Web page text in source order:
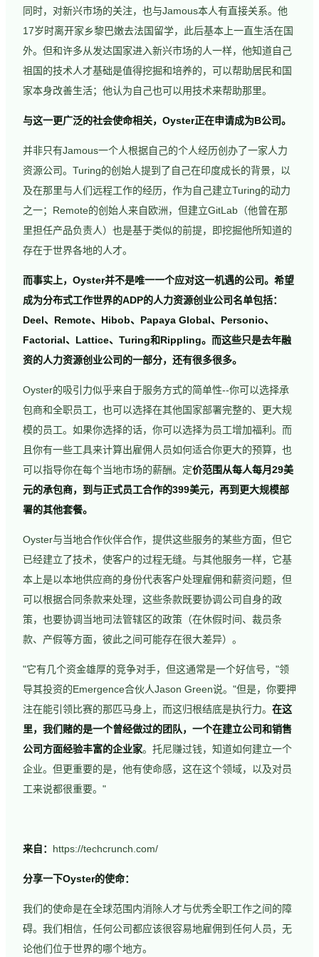
同时，对新兴市场的关注，也与Jamous本人有直接关系。他
17岁时离开家乡黎巴嫩去法国留学，此后基本上一直生活在国
外。但和许多从发达国家进入新兴市场的人一样，他知道自己
祖国的技术人才基础是值得挖掘和培养的，可以帮助居民和国
家本身改善生活；他认为自己也可以用技术来帮助那里。
与这一更广泛的社会使命相关，Oyster正在申请成为B公司。
并非只有Jamous一个人根据自己的个人经历创办了一家人力
资源公司。Turing的创始人提到了自己在印度成长的背景，以
及在那里与人们远程工作的经历，作为自己建立Turing的动力
之一；Remote的创始人来自欧洲，但建立GitLab（他曾在那
里担任产品负责人）也是基于类似的前提，即挖掘他所知道的
存在于世界各地的人才。
而事实上，Oyster并不是唯一一个应对这一机遇的公司。希望
成为分布式工作世界的ADP的人力资源创业公司名单包括：
Deel、Remote、Hibob、Papaya Global、Personio、
Factorial、Lattice、Turing和Rippling。而这些只是去年融
资的人力资源创业公司的一部分，还有很多很多。
Oyster的吸引力似乎来自于服务方式的简单性--你可以选择承
包商和全职员工，也可以选择在其他国家部署完整的、更大规
模的员工。如果你选择的话，你可以选择为员工增加福利。而
且你有一些工具来计算出雇佣人员如何适合你更大的预算，也
可以指导你在每个当地市场的薪酬。定价范围从每人每月29美
元的承包商，到与正式员工合作的399美元，再到更大规模部
署的其他套餐。
Oyster与当地合作伙伴合作，提供这些服务的某些方面，但它
已经建立了技术，使客户的过程无缝。与其他服务一样，它基
本上是以本地供应商的身份代表客户处理雇佣和薪资问题，但
可以根据合同条款来处理，这些条款既要协调公司自身的政
策，也要协调当地司法管辖区的政策（在休假时间、裁员条
款、产假等方面，彼此之间可能存在很大差异）。
"它有几个资金雄厚的竞争对手，但这通常是一个好信号，"领
导其投资的Emergence合伙人Jason Green说。"但是，你要押
注在能引领比赛的那匹马身上，而这归根结底是执行力。 在这
里，我们赌的是一个曾经做过的团队，一个在建立公司和销售
公司方面经验丰富的企业家。托尼赚过钱，知道如何建立一个
企业。但更重要的是，他有使命感，这在这个领域，以及对员
工来说都很重要。"
来自： https://techcrunch.com/
分享一下Oyster的使命：
我们的使命是在全球范围内消除人才与优秀全职工作之间的障
碍。我们相信，任何公司都应该很容易地雇佣到任何人员，无
论他们位于世界的哪个地方。